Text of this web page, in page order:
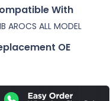
With
AROCS ALL MODEL
OE